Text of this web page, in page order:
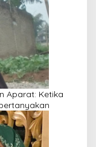
Aparat: Ketika